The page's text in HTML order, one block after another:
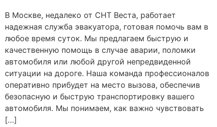
В Москве, недалеко от СНТ Веста, работает
надежная служба эвакуатора, готовая помочь вам в
любое время суток. Мы предлагаем быструю и
качественную помощь в случае аварии, поломки
автомобиля или любой другой непредвиденной
ситуации на дороге. Наша команда профессионалов
оперативно прибудет на место вызова, обеспечив
безопасную и быструю транспортировку вашего
автомобиля. Мы понимаем, как важно чувствовать
[…]